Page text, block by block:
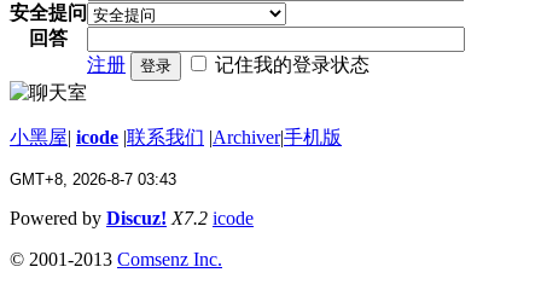
安全提问
回答
注册
登录 记住我的登录状态
小黑屋| icode |联系我们 |Archiver|手机版
GMT+8, 2026-8-7 03:43
Powered by Discuz! X7.2 icode
© 2001-2013 Comsenz Inc.